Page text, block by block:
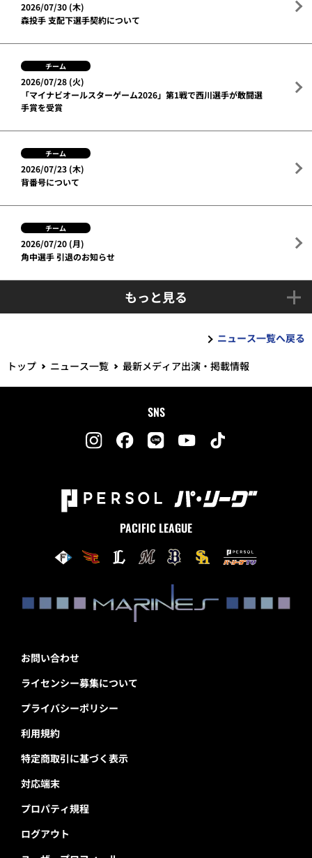
2026/07/30 (木)
森投手 支配下選手契約について
チーム
2026/07/28 (火)
「マイナビオールスターゲーム2026」第1戦で西川選手が敢闘選
手賞を受賞
チーム
2026/07/23 (木)
背番号について
チーム
2026/07/20 (月)
角中選手 引退のお知らせ
もっと見る
ニュース一覧へ戻る
トップ
ニュース一覧 最新メディア出演・掲載情報
SNS
PACIFIC LEAGUE
お問い合わせ
ライセンシー募集について
プライバシーポリシー
利用規約
特定商取引に基づく表示
対応端末
プロパティ規程
ログアウト